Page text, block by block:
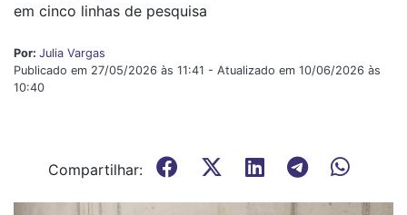
em cinco linhas de pesquisa
Por: Julia Vargas
Publicado em 27/05/2026 às 11:41 - Atualizado em 10/06/2026 às
10:40
Compartilhar: